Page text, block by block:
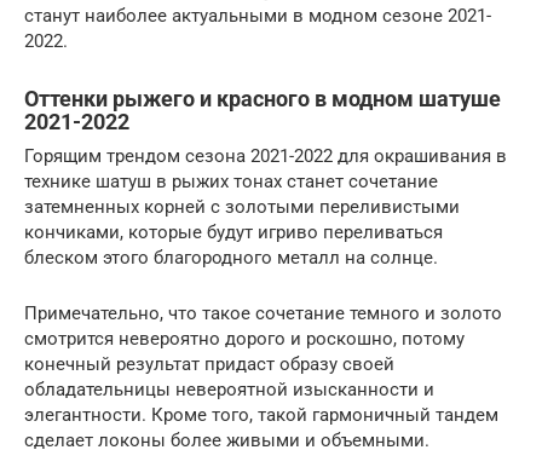
станут наиболее актуальными в модном сезоне 2021-
2022.
Оттенки рыжего и красного в модном шатуше
2021-2022
Горящим трендом сезона 2021-2022 для окрашивания в
технике шатуш в рыжих тонах станет сочетание
затемненных корней с золотыми переливистыми
кончиками, которые будут игриво переливаться
блеском этого благородного металл на солнце.
Примечательно, что такое сочетание темного и золото
смотрится невероятно дорого и роскошно, потому
конечный результат придаст образу своей
обладательницы невероятной изысканности и
элегантности. Кроме того, такой гармоничный тандем
сделает локоны более живыми и объемными.